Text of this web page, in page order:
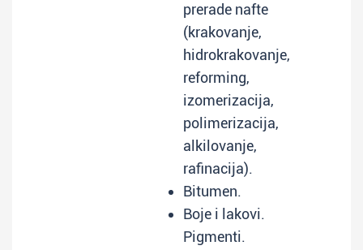
prerade nafte
(krakovanje,
hidrokrakovanje,
reforming,
izomerizacija,
polimerizacija,
alkilovanje,
rafinacija).
Bitumen.
Boje i lakovi.
Pigmenti.